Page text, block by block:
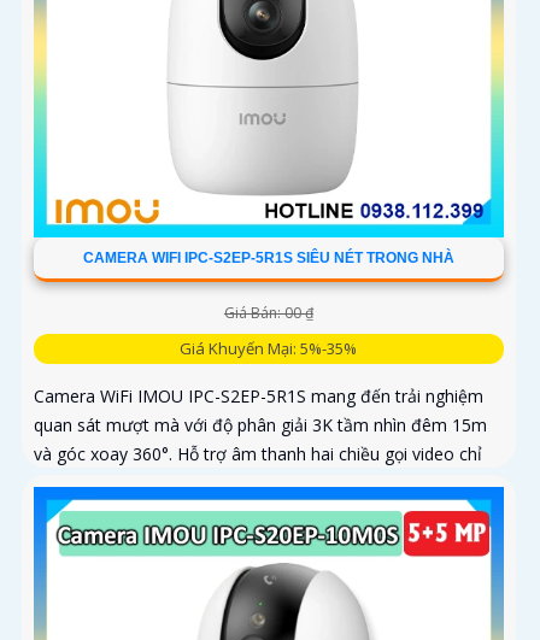
CAMERA WIFI IPC-S2EP-5R1S SIÊU NÉT TRONG NHÀ
Giá Bán: 00 ₫
Giá Khuyến Mại: 5%-35%
Camera WiFi IMOU IPC-S2EP-5R1S mang đến trải nghiệm
quan sát mượt mà với độ phân giải 3K tầm nhìn đêm 15m
và góc xoay 360°. Hỗ trợ âm thanh hai chiều gọi video chỉ
với một chạm và lưu trữ thẻ nhớ tới 256GB